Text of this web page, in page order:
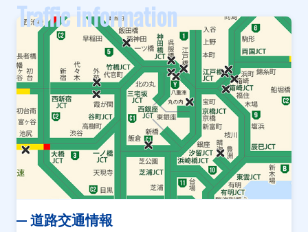
Traffic information
道路交通情報